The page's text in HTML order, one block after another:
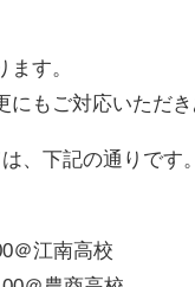
す。
にもご対応いただ
、下記の通りです。
＠江南高校